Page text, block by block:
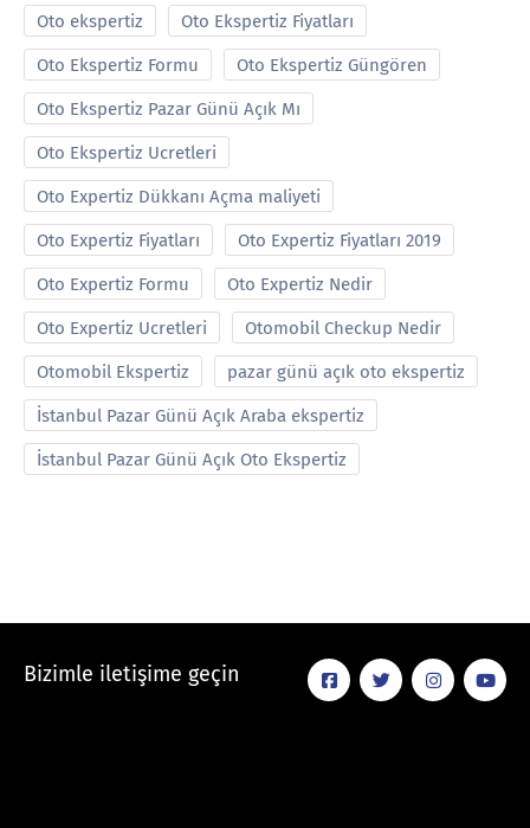
Oto ekspertiz Oto Ekspertiz Fiyatları
Oto Ekspertiz Formu Oto Ekspertiz Güngören
Oto Ekspertiz Pazar Günü Açık Mı
Oto Ekspertiz Ucretleri
Oto Expertiz Dükkanı Açma maliyeti
Oto Expertiz Fiyatları Oto Expertiz Fiyatları 2019
Oto Expertiz Formu Oto Expertiz Nedir
Oto Expertiz Ucretleri Otomobil Checkup Nedir
Otomobil Ekspertiz pazar günü açık oto ekspertiz
İstanbul Pazar Günü Açık Araba ekspertiz
İstanbul Pazar Günü Açık Oto Ekspertiz
Bizimle iletişime geçin